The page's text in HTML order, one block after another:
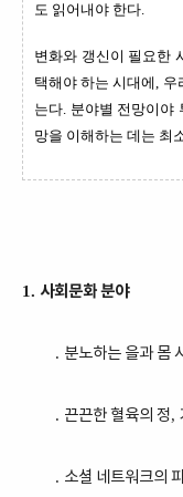
도 읽어내야 한다.
변화와 갱신이 필요한
택해야 하는 시대에, 우
는다. 분야별 전망이야
망을 이해하는 데는 최
1. 사회문화 분야
. 분노하는 을과 몸
. 끈끈한 혈육의 정,
. 소셜 네트워크의